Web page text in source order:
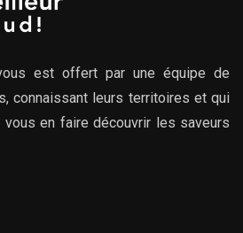
est offert par une équipe de
connaissant leurs territoires et qui
en faire découvrir les saveurs